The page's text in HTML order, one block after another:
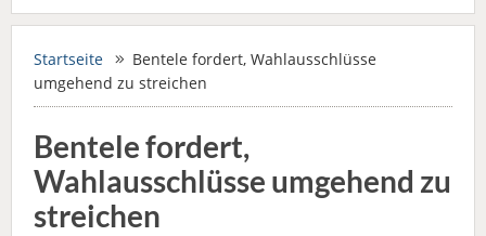
Startseite
Bentele fordert, Wahlausschlüsse
umgehend zu streichen
Bentele fordert,
Wahlausschlüsse umgehend zu
streichen